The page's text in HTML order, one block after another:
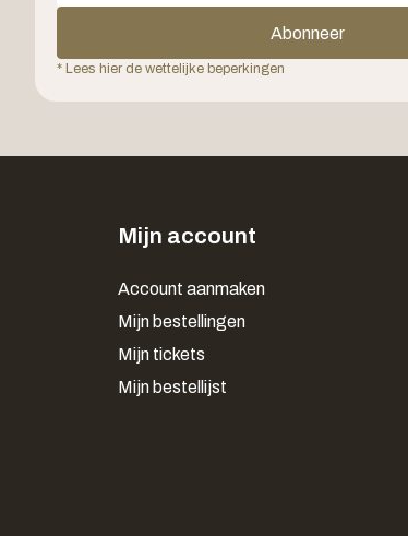
Abonneer
* Lees hier de wettelijke beperkingen
Mijn account
Account aanmaken
Mijn bestellingen
Mijn tickets
Mijn bestellijst